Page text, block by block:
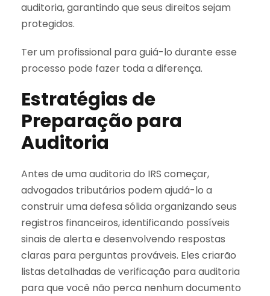
auditoria, garantindo que seus direitos sejam
protegidos.
Ter um profissional para guiá-lo durante esse
processo pode fazer toda a diferença.
Estratégias de
Preparação para
Auditoria
Antes de uma auditoria do IRS começar,
advogados tributários podem ajudá-lo a
construir uma defesa sólida organizando seus
registros financeiros, identificando possíveis
sinais de alerta e desenvolvendo respostas
claras para perguntas prováveis. Eles criarão
listas detalhadas de verificação para auditoria
para que você não perca nenhum documento